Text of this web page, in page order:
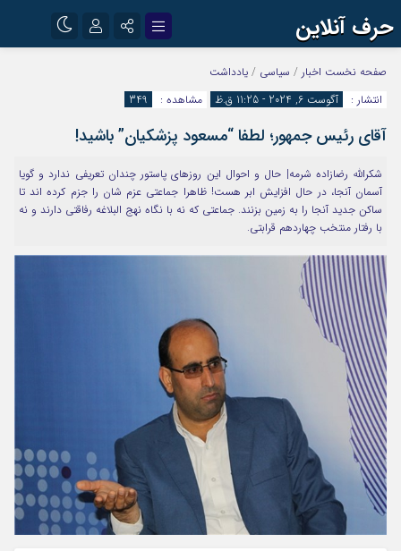
حرف آنلاین
اینستاگرام
آپارات
رمز عبور
مرا به خاطر بسپار
صفحه نخست اخبار / سیاسی / یادداشت
انتشار :
آگوست 6, 2024 - 11:25 ق.ظ مشاهده : 349
آقای رئیس جمهور؛ لطفا “مسعود پزشکیان” باشید!
شکرالله رضازاده شرمه| حال و احوال این روزهای پاستور چندان تعریفی ندارد و گویا
آسمان آنجا، در حال افزایش ابر هست! ظاهرا جماعتی عزم شان را جزم کرده اند تا
ساکن جدید آنجا را به زمین بزنند. جماعتی که نه با نگاه نهج البلاغه رفاقتی دارند و نه
با رفتار منتخب چهاردهم قرابتی.